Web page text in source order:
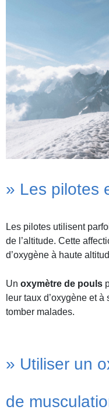
» Les pilotes
Les pilotes utilisent
de l’altitude. Cette
d’oxygène à haute
Un oxymètre de pouls
leur taux d’oxygène et
tomber malades.
» Utiliser un
de